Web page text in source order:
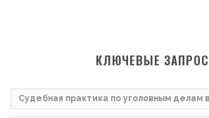
КЛЮЧЕВЫЕ
Судебная практика по уголовным делам